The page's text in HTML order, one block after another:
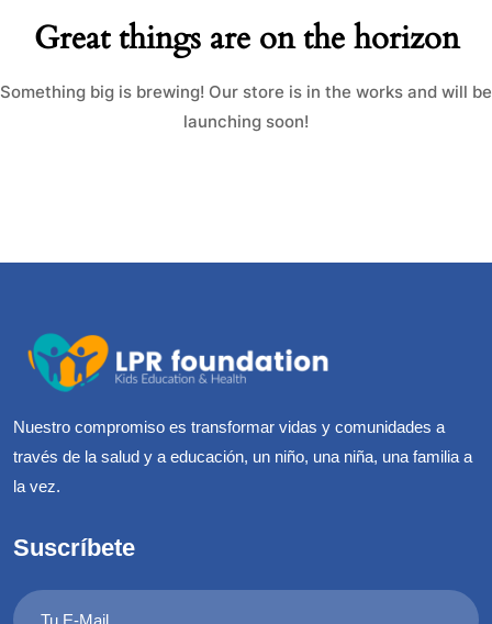
Great things are on the horizon
Something big is brewing! Our store is in the works and will be
launching soon!
Nuestro compromiso es transformar vidas y comunidades a
través de la salud y a educación, un niño, una niña, una familia a
la vez.
Suscríbete